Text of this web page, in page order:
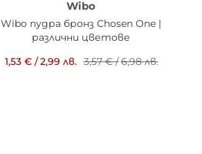
Wibo
Wibo пудра бронз Chosen One |
различни цветове
1,53 €/2,99 лв. 3,57 €/6,98 лв.